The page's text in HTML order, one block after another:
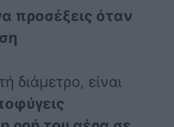
προσέξεις όταν
διάμετρο, είναι